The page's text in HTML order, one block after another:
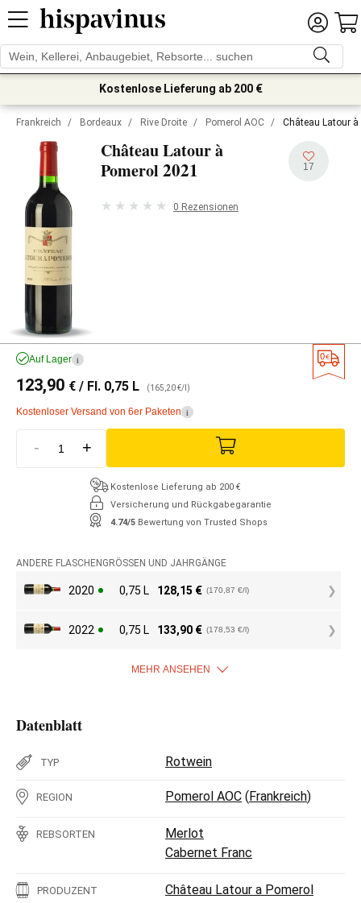
Kostenlose Lieferung ab 200 €
Frankreich / Bordeaux / Rive Droite / Pomerol AOC / Château Latour
Château Latour à
Pomerol 2021 17
0 Rezensionen
Auf Lager i
123,90 € / Fl. 0,75 L (165,20 €/l)
Kostenloser Versand von 6er Paketen i
- +
Kostenlose Lieferung ab 200 €
Versicherung und Rückgabegarantie
4.74/5 Bewertung von Trusted Shops
ANDERE FLASCHENGRÖSSEN UND JAHRGÄNGE
2020 0,75 L 128,15 € (170,87 €/l)
2022 0,75 L 133,90 € (178,53 €/l)
MEHR ANSEHEN
Datenblatt
TYP Rotwein
REGION Pomerol AOC (Frankreich)
REBSORTEN
Merlot
Cabernet Franc
PRODUZENT Château Latour a Pomerol